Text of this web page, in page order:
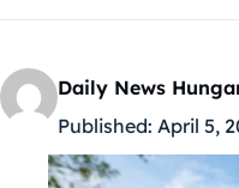
Daily News
Published: April 5,